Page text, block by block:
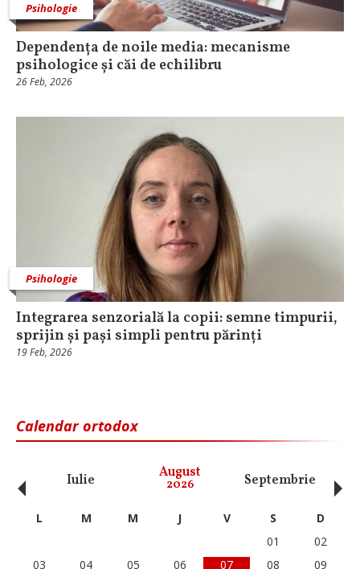
Psihologie
Dependența de noile media: mecanisme
psihologice și căi de echilibru
26 Feb, 2026
Psihologie
Integrarea senzorială la copii: semne timpurii,
sprijin și pași simpli pentru părinți
19 Feb, 2026
Calendar ortodox
Iulie August
2026 Septembrie
‹ L M M J V S
D
01
02
03
04 05 06 07 08 09